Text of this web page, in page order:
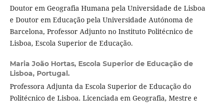
Doutor em Geografia Humana pela Universidade de Lisboa
e Doutor em Educação pela Universidade Autónoma de
Barcelona, Professor Adjunto no Instituto Politécnico de
Lisboa, Escola Superior de Educação.
Maria João Hortas, Escola Superior de Educação de
Lisboa, Portugal.
Professora Adjunta da Escola Superior de Educação do
Politécnico de Lisboa. Licenciada em Geografia, Mestre e